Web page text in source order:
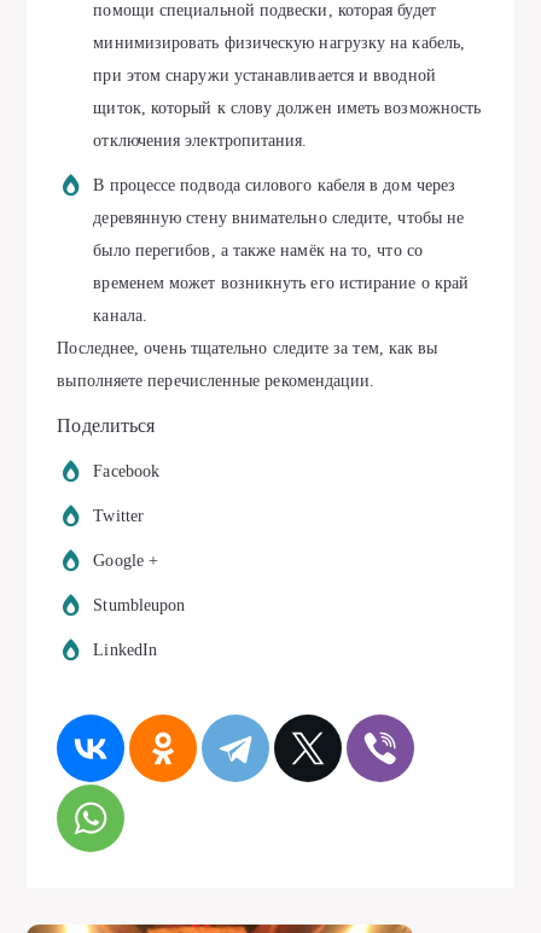
помощи специальной подвески, которая будет
минимизировать физическую нагрузку на кабель,
при этом снаружи устанавливается и вводной
щиток, который к слову должен иметь возможность
отключения электропитания.
В процессе подвода силового кабеля в дом через
деревянную стену внимательно следите, чтобы не
было перегибов, а также намёк на то, что со
временем может возникнуть его истирание о край
канала.
Последнее, очень тщательно следите за тем, как вы
выполняете перечисленные рекомендации.
Поделиться
Facebook
Twitter
Google +
Stumbleupon
LinkedIn